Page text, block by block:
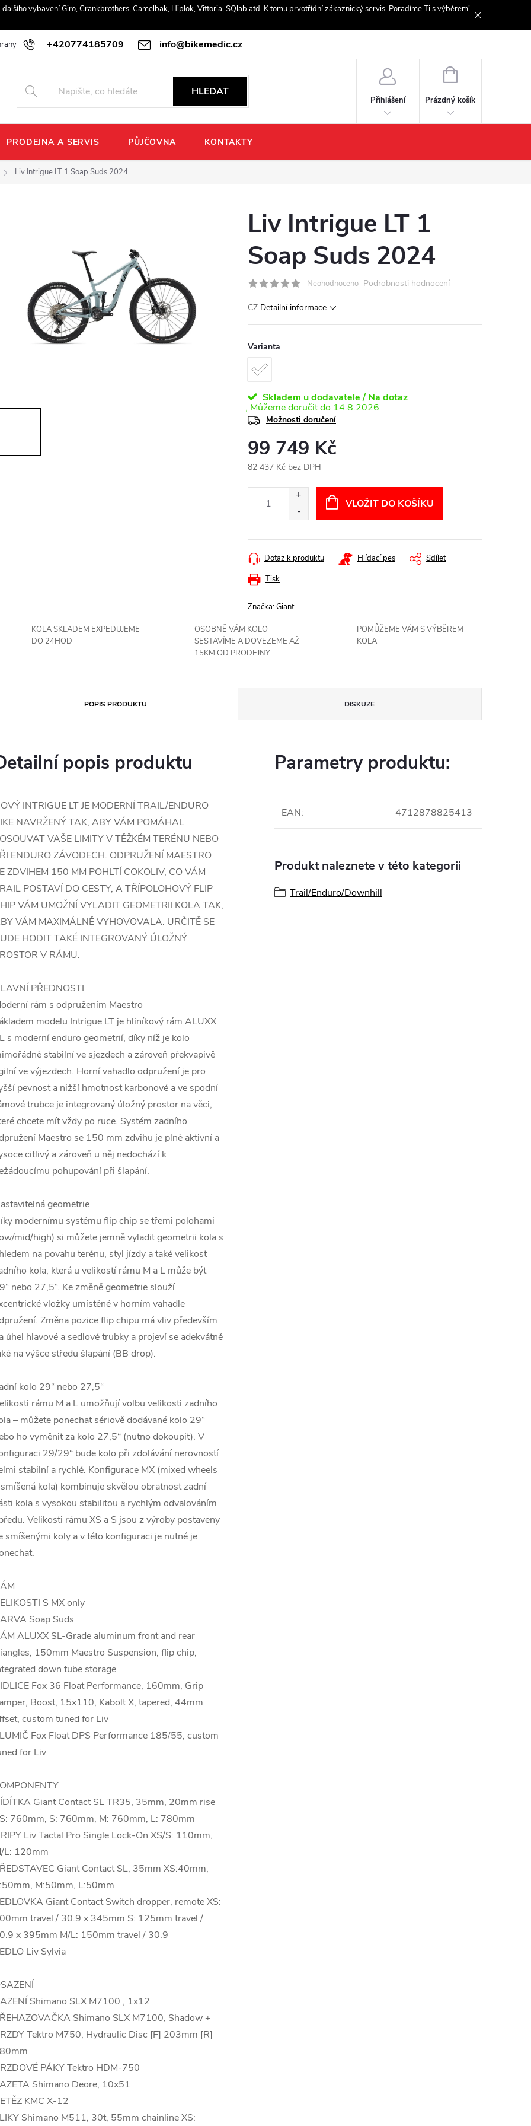
vybavení Giro, Crankbrothers, Camelbak, Hiplok, Vittoria, SQlab atd. K tomu prvotřídní zákaznický servis. Poradíme Ti s výběrem!
+420774185709 info@bikemedic.cz
osobních údajů
HLEDAT
Přihlášení
NÁKUPNÍ
Prázdný košík
PRODEJNA A SERVIS PŮJČOVNA KONTAKTY
Liv Intrigue LT 1 Soap Suds 2024
Liv Intrigue LT 1
Soap Suds 2024
Neohodnoceno Podrobnosti hodnocení
CZ Detailní informace
Varianta
Skladem u dodavatele / Na dotaz
14.8.2026
Možnosti doručení
99 749 Kč
82 437 Kč bez DPH
VLOŽIT DO KOŠÍKU
Tisk
Dotaz k produktu Hlídací pes Sdílet
Značka:Giant
KOLA SKLADEM EXPEDUJEME
DO 24HOD
OSOBNĚ VÁM KOLO
SESTAVÍME A DOVEZEME AŽ
15KM OD PRODEJNY
POMŮŽEME VÁM S VÝBĚREM
KOLA
POPIS PRODUKTU DISKUZE
popis produktu
INTRIGUE LT JE MODERNÍ TRAIL/ENDURO
NAVRŽENÝ TAK, ABY VÁM POMÁHAL
VAŠE LIMITY V TĚŽKÉM TERÉNU NEBO
ENDURO ZÁVODECH. ODPRUŽENÍ MAESTRO
ZDVIHEM 150 MM POHLTÍ COKOLIV, CO VÁM
POSTAVÍ DO CESTY, A TŘÍPOLOHOVÝ FLIP
VÁM UMOŽNÍ VYLADIT GEOMETRII KOLA TAK,
VÁM MAXIMÁLNĚ VYHOVOVALA. URČITĚ SE
HODIT TAKÉ INTEGROVANÝ ÚLOŽNÝ
V RÁMU.
PŘEDNOSTI
rám s odpružením Maestro
modelu Intrigue LT je hliníkový rám ALUXX
s moderní enduro geometrií, díky níž je kolo
stabilní ve sjezdech a zároveň překvapivě
ve výjezdech. Horní vahadlo odpružení je pro
pevnost a nižší hmotnost karbonové a ve spodní
trubce je integrovaný úložný prostor na věci,
chcete mít vždy po ruce. Systém zadního
Maestro se 150 mm zdvihu je plně aktivní a
citlivý a zároveň u něj nedochází k
pohupování při šlapání.
geometrie
modernímu systému flip chip se třemi polohami
mid/high) si můžete jemně vyladit geometrii kola s
na povahu terénu, styl jízdy a také velikost
kola, která u velikostí rámu M a L může být
nebo 27,5“. Ke změně geometrie slouží
vložky umístěné v horním vahadle
Změna pozice flip chipu má vliv především
úhel hlavové a sedlové trubky a projeví se adekvátně
na výšce středu šlapání (BB drop).
kolo 29“ nebo 27,5“
rámu M a L umožňují volbu velikosti zadního
– můžete ponechat sériově dodávané kolo 29“
ho vyměnit za kolo 27,5“ (nutno dokoupit). V
29/29“ bude kolo při zdolávání nerovností
stabilní a rychlé. Konfigurace MX (mixed wheels
kola) kombinuje skvělou obratnost zadní
kola s vysokou stabilitou a rychlým odvalováním
Velikosti rámu XS a S jsou z výroby postaveny
smíšenými koly a v této konfiguraci je nutné je
S MX only
Soap Suds
ALUXX SL-Grade aluminum front and rear
150mm Maestro Suspension, flip chip,
down tube storage
Fox 36 Float Performance, 160mm, Grip
Boost, 15x110, Kabolt X, tapered, 44mm
custom tuned for Liv
Fox Float DPS Performance 185/55, custom
for Liv
Giant Contact SL TR35, 35mm, 20mm rise
760mm, S: 760mm, M: 760mm, L: 780mm
Liv Tactal Pro Single Lock-On XS/S: 110mm,
L: 120mm
Giant Contact SL, 35mm XS:40mm,
M:50mm, L:50mm
Giant Contact Switch dropper, remote XS:
travel / 30.9 x 345mm S: 125mm travel /
x 395mm M/L: 150mm travel / 30.9
Liv Sylvia
Shimano SLX M7100 , 1x12
Shimano SLX M7100, Shadow +
Tektro M750, Hydraulic Disc [F] 203mm [R]
PÁKY Tektro HDM-750
Shimano Deore, 10x51
KMC X-12
Shimano M511, 30t, 55mm chainline XS:
Parametry produktu:
EAN: 4712878825413
Produkt naleznete v této kategorii
Trail/Enduro/Downhill